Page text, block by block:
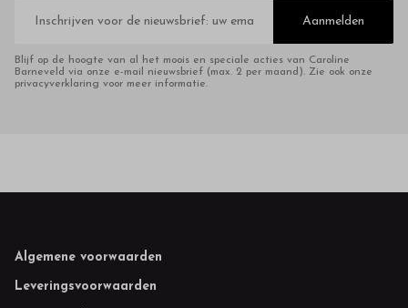
mailadres
Aanmelden
Blijf op de hoogte van al het moois en speciale acties van Caroline
Barneveld via onze e-mail nieuwsbrief (max. 2 per maand). Zie ook onze
privacyverklaring voor meer informatie.
Footer
Algemene voorwaarden
Leveringsvoorwaarden